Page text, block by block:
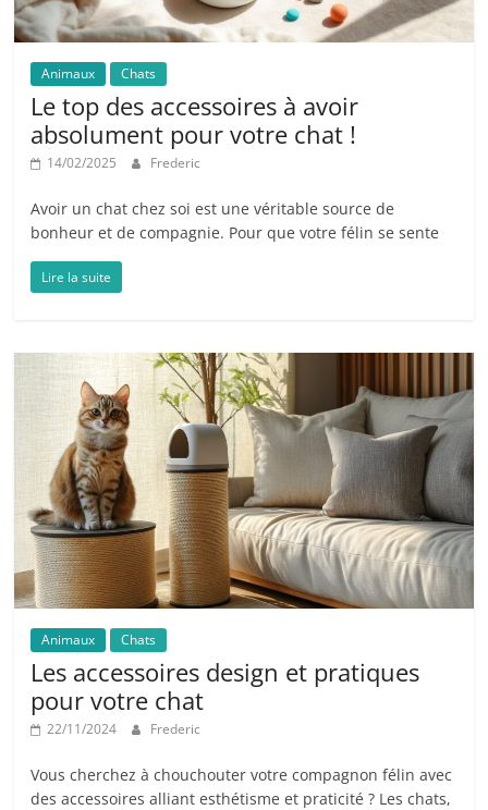
Animaux Chats
Le top des accessoires à avoir
absolument pour votre chat !
14/02/2025 Frederic
Avoir un chat chez soi est une véritable source de
bonheur et de compagnie. Pour que votre félin se sente
Lire la suite
Animaux Chats
Les accessoires design et pratiques
pour votre chat
22/11/2024 Frederic
Vous cherchez à chouchouter votre compagnon félin avec
des accessoires alliant esthétisme et praticité ? Les chats,